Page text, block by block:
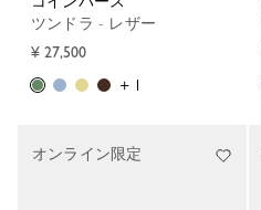
ツンドラ - レザー
¥ 27,500
+ 1
オンライン限定